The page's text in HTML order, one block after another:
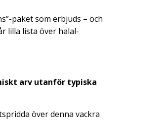
paket som erbjuds – och
lilla lista över halal-
arv utanför typiska
över denna vackra